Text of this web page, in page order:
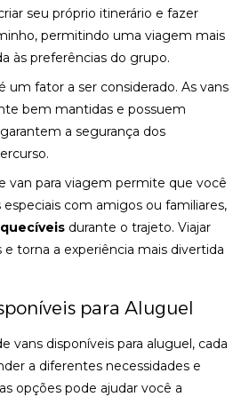
seu próprio itinerário e fazer
permitindo uma viagem mais
às preferências do grupo.
um fator a ser considerado. As vans
bem mantidas e possuem
a segurança dos
van para viagem permite que você
com amigos ou familiares,
durante o trajeto. Viajar
torna a experiência mais divertida
para Aluguel
vans disponíveis para aluguel, cada
a diferentes necessidades e
opções pode ajudar você a